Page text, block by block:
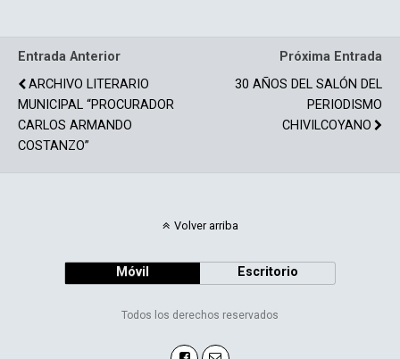
k
Entrada Anterior
ARCHIVO LITERARIO
MUNICIPAL “PROCURADOR
CARLOS ARMANDO
COSTANZO”
Próxima Entrada
30 AÑOS DEL SALÓN DEL
PERIODISMO
CHIVILCOYANO
Volver arriba
Móvil Escritorio
Todos los derechos reservados